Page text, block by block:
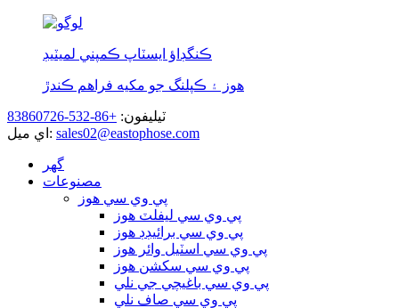
ڪنگڊاؤ ايسٽاپ ڪمپني لميٽيڊ
هوز ۽ ڪپلنگ جو مکيه فراهم ڪندڙ
ٽيليفون: +86-532-83860726
اي ميل: sales02@eastophose.com
گھر
مصنوعات
پي وي سي هوز
پي وي سي ليفلٽ هوز
پي وي سي برائيڊڊ هوز
پي وي سي اسٽيل وائر هوز
پي وي سي سکشن هوز
پي وي سي باغيچي جي نلي
پي وي سي صاف نلي